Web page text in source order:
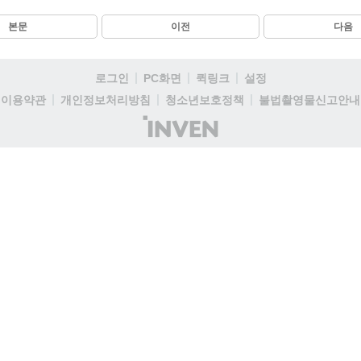
본문 이전 다음
로그인 PC화면 퀵링크
설정
이용약관
개인정보처리방침 청소년보호정책
불법촬영물신고안내
(주)
인